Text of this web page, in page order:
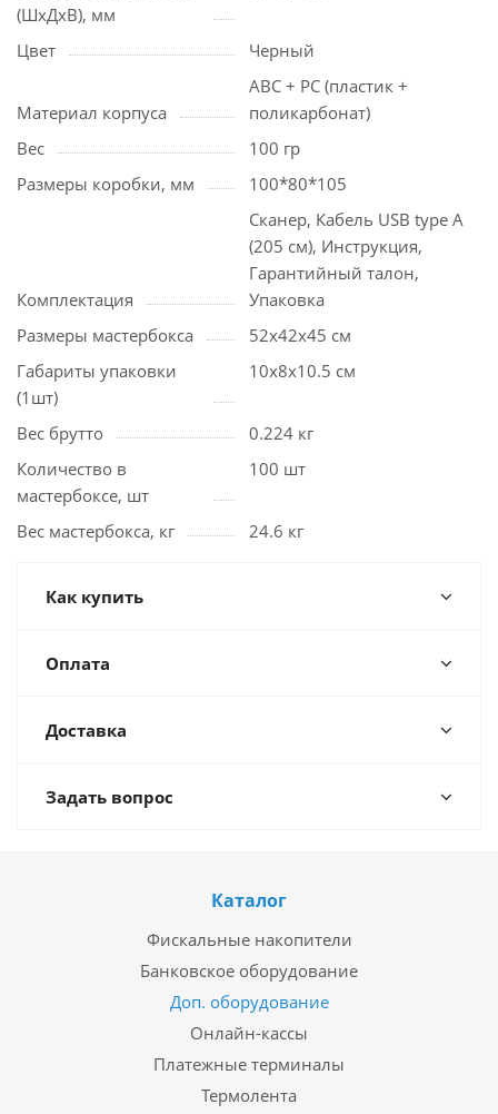
(ШхДхВ), мм
Цвет Черный
Материал корпуса
ABC + PC (пластик +
поликарбонат)
Вес
100 гр
Размеры коробки, мм
100*80*105
Комплектация
Сканер, Кабель USB type A
(205 см), Инструкция,
Гарантийный талон,
Упаковка
Размеры мастербокса
52х42х45 см
Габариты упаковки
(1шт)
10х8х10.5 см
Вес брутто
0.224 кг
Количество в
мастербоксе, шт
100 шт
Вес мастербокса, кг 24.6 кг
Как купить
Оплата
Доставка
Задать вопрос
Каталог
Фискальные накопители
Банковское оборудование
Доп. оборудование
Онлайн-кассы
Платежные терминалы
Термолента